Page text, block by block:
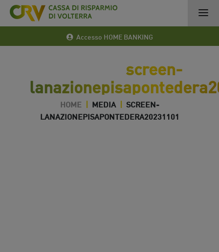
Accesso HOME BANKING
screen-
HOME | MEDIA | SCREEN-
LANAZIONEPISAPONTEDERA20231101